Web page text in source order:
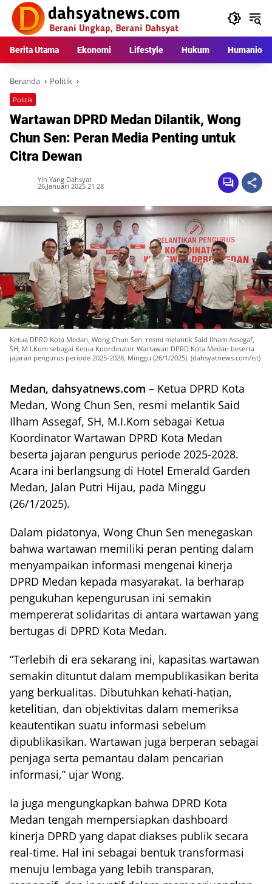
Langsung
konten
Berita Utama Ekonomi Lifestyle Hukum Humaniora
Beranda Politik
Politik
Wartawan DPRD Medan Dilantik, Wong
Chun Sen: Peran Media Penting untuk
Citra Dewan
Yin Yang Dahsyat
26,Januari 2025 21 28
Ketua DPRD Kota Medan, Wong Chun Sen, resmi melantik Said Ilham Assegaf,
SH, M.I.Kom sebagai Ketua Koordinator Wartawan DPRD Kota Medan beserta
jajaran pengurus periode 2025-2028, Minggu (26/1/2025). (dahsyatnews.com/ist)
Medan, dahsyatnews.com – Ketua DPRD Kota
Medan, Wong Chun Sen, resmi melantik Said
Ilham Assegaf, SH, M.I.Kom sebagai Ketua
Koordinator Wartawan DPRD Kota Medan
beserta jajaran pengurus periode 2025-2028.
Acara ini berlangsung di Hotel Emerald Garden
Medan, Jalan Putri Hijau, pada Minggu
(26/1/2025).
Dalam pidatonya, Wong Chun Sen menegaskan
bahwa wartawan memiliki peran penting dalam
menyampaikan informasi mengenai kinerja
DPRD Medan kepada masyarakat. Ia berharap
pengukuhan kepengurusan ini semakin
mempererat solidaritas di antara wartawan yang
bertugas di DPRD Kota Medan.
“Terlebih di era sekarang ini, kapasitas wartawan
semakin dituntut dalam mempublikasikan berita
yang berkualitas. Dibutuhkan kehati-hatian,
ketelitian, dan objektivitas dalam memeriksa
keautentikan suatu informasi sebelum
dipublikasikan. Wartawan juga berperan sebagai
penjaga serta pemantau dalam pencarian
informasi,” ujar Wong.
Ia juga mengungkapkan bahwa DPRD Kota
Medan tengah mempersiapkan dashboard
kinerja DPRD yang dapat diakses publik secara
real-time. Hal ini sebagai bentuk transformasi
menuju lembaga yang lebih transparan,